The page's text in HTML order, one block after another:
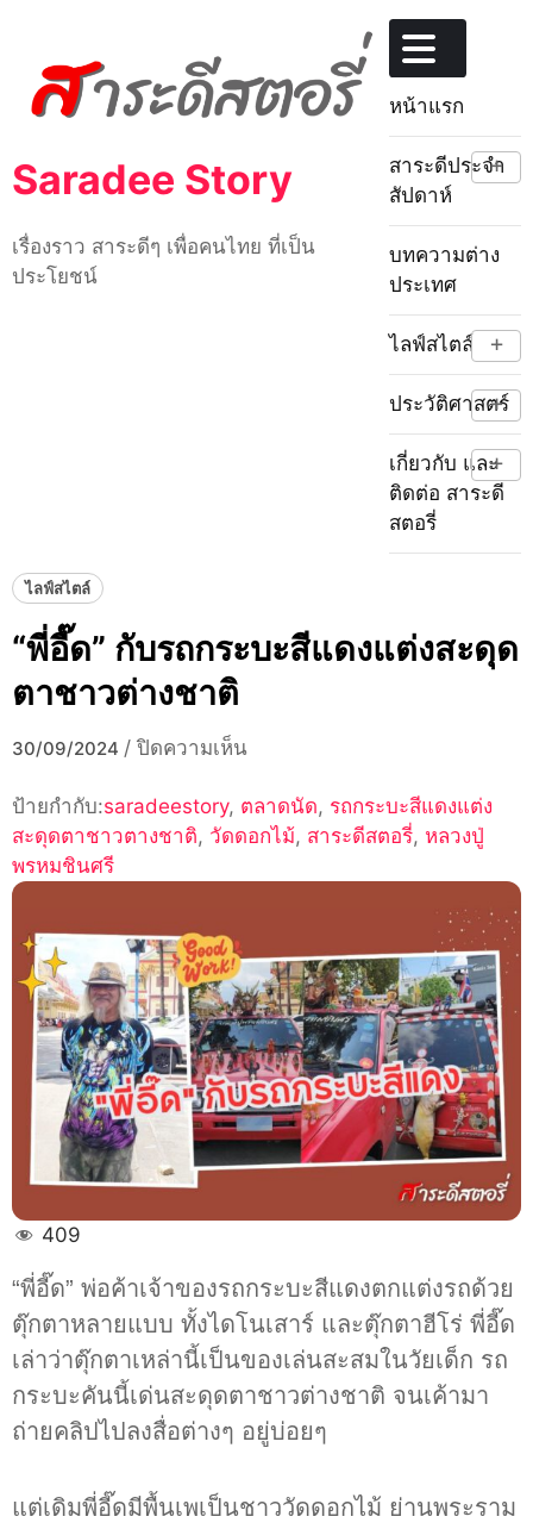
content
Saradee Story
เรื่องราว สาระดีๆ เพื่อคนไทย ที่เป็น
ประโยชน์
หน้าแรก
สาระดีประจำ
สัปดาห์
+
บทความต่าง
ประเทศ
ไลฟ์สไตล์ +
ประวัติศาสตร์
+
เกี่ยวกับ และ
ติดต่อ สาระดี
สตอรี่
+
ไลฟ์สไตล์
“พี่อี๊ด” กับรถกระบะสีแดงแต่งสะดุด
ตาชาวต่างชาติ
30/09/2024 / ปิดความเห็นบน
อี๊ด”
กับ
แดง
แต่ง
สะดุด
ตา
ชาว
ต่าง
ชาติ
ป้ายกำกับ:saradeestory, ตลาดนัด, รถกระบะสีแดงแต่ง
สะดุดตาชาวตางชาติ, วัดดอกไม้, สาระดีสตอรี่, หลวงปู่
พรหมชินศรี
409
“พี่อี๊ด” พ่อค้าเจ้าของรถกระบะสีแดงตกแต่งรถด้วย
ตุ๊กตาหลายแบบ ทั้งไดโนเสาร์ และตุ๊กตาฮีโร่ พี่อี๊ด
เล่าว่าตุ๊กตาเหล่านี้เป็นของเล่นสะสมในวัยเด็ก รถ
กระบะคันนี้เด่นสะดุดตาชาวต่างชาติ จนเค้ามา
ถ่ายคลิปไปลงสื่อต่างๆ อยู่บ่อยๆ
แต่เดิมพี่อี๊ดมีพื้นเพเป็นชาววัดดอกไม้ ย่านพระราม